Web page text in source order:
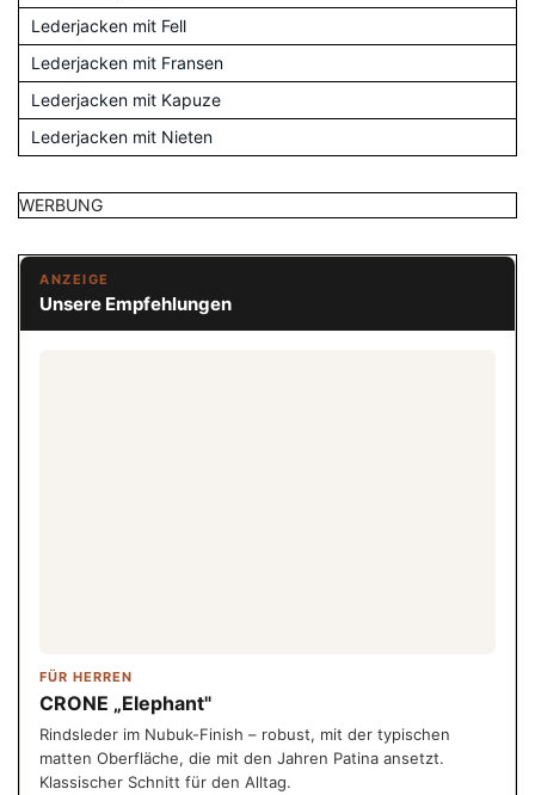
Lederjacken mit Fell
Lederjacken mit Fransen
Lederjacken mit Kapuze
Lederjacken mit Nieten
WERBUNG
ANZEIGE
Unsere Empfehlungen
FÜR HERREN
CRONE „Elephant"
Rindsleder im Nubuk-Finish – robust, mit der typischen
matten Oberfläche, die mit den Jahren Patina ansetzt.
Klassischer Schnitt für den Alltag.